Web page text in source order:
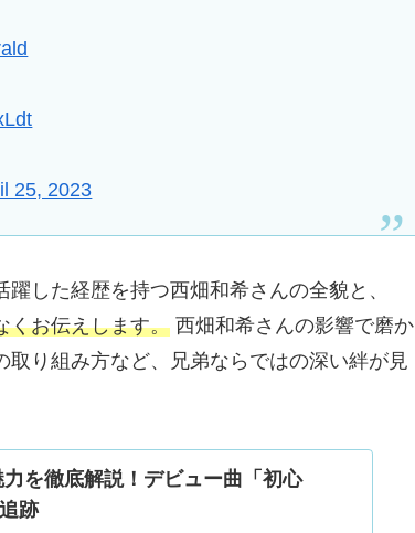
25, 2023
した経歴を持つ西畑和希さんの全貌と、
くお伝えします。 西畑和希さんの影響で磨か
り組み方など、兄弟ならではの深い絆が見
を徹底解説！デビュー曲「初心
跡